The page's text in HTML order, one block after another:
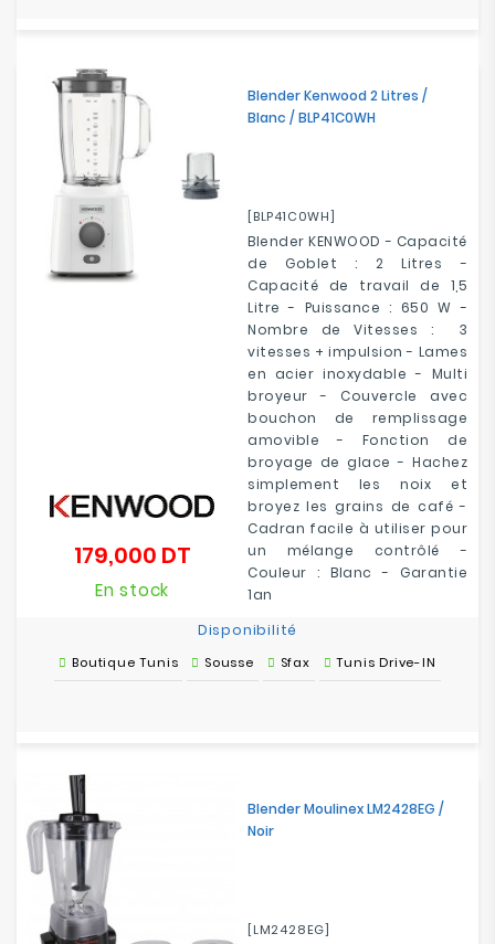
Blender Kenwood 2 Litres /
Blanc / BLP41C0WH
[BLP41C0WH]
Blender KENWOOD - Capacité
de Goblet : 2 Litres -
Capacité de travail de 1,5
Litre - Puissance : 650 W -
Nombre de Vitesses : 3
vitesses + impulsion - Lames
en acier inoxydable - Multi
broyeur - Couvercle avec
bouchon de remplissage
amovible - Fonction de
broyage de glace - Hachez
simplement les noix et
broyez les grains de café -
Cadran facile à utiliser pour
un mélange contrôlé -
Couleur : Blanc - Garantie
1an
179,000 DTPrix
En stock
Disponibilité
Boutique Tunis Sousse Sfax Tunis Drive-IN
Blender Moulinex LM2428EG /
Noir
[LM2428EG]